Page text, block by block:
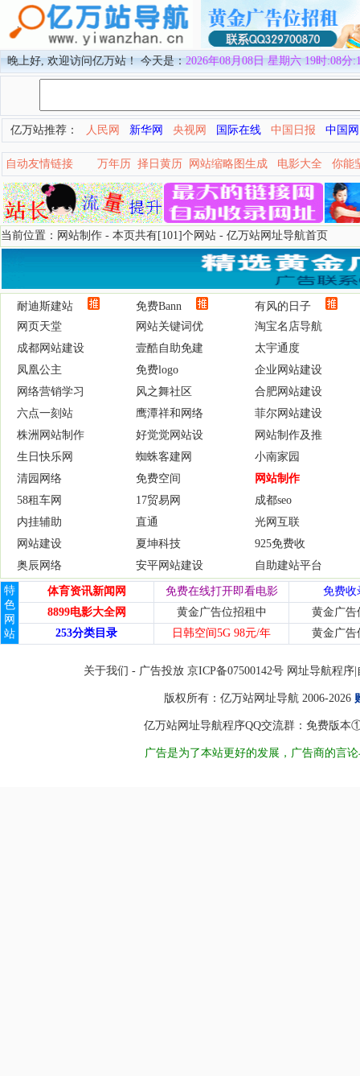
晚上好, 欢迎访问亿万站！ 今天是：2026年08月08日 星期六 19时:08分
亿万站推荐： 人民网 新华网 央视网 国际在线 中国日报 中国网
自动友情链接 万年历 择日黄历 网站缩略图生成 电影大全 你能
当前位置：网站制作 - 本页共有[101]个网站 - 亿万站网址导航首页
耐迪斯建站 免费Bann
有风的日子
网页天堂
网站关键词优
淘宝名店导航
成都网站建设
壹酷自助免建
太宇通度
凤凰公主
免费logo
企业网站建设
网络营销学习
风之舞社区
合肥网站建设
六点一刻站
鹰潭祥和网络
菲尔网站建设
株洲网站制作
好觉觉网站设
网站制作及推
生日快乐网
蜘蛛客建网
小南家园
清园网络
免费空间
网站制作
58租车网
17贸易网
成都seo
内挂辅助
直通
光网互联
网站建设
夏坤科技
925免费收
奥辰网络
安平网站建设 自助建站平台
特
色
网
站
体育资讯新闻网 免费在线打开即看电影
免费收
8899电影大全网
黄金广告位招租中
黄金广告
253分类目录
日韩空间5G 98元/年 黄金广告
关于我们 - 广告投放 京ICP备07500142号 网址导航程
版权所有： 亿万站网址导航2006-2026
亿万站网址导航程序QQ交流群：免费版本
广告是为了本站更好的发展，广告商的言